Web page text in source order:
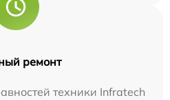
ремонт
техники Infratech